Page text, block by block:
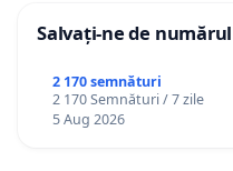
Salvați-ne de
2 170 semnături
2 170 Semnături / 7 zile
5 Aug 2026